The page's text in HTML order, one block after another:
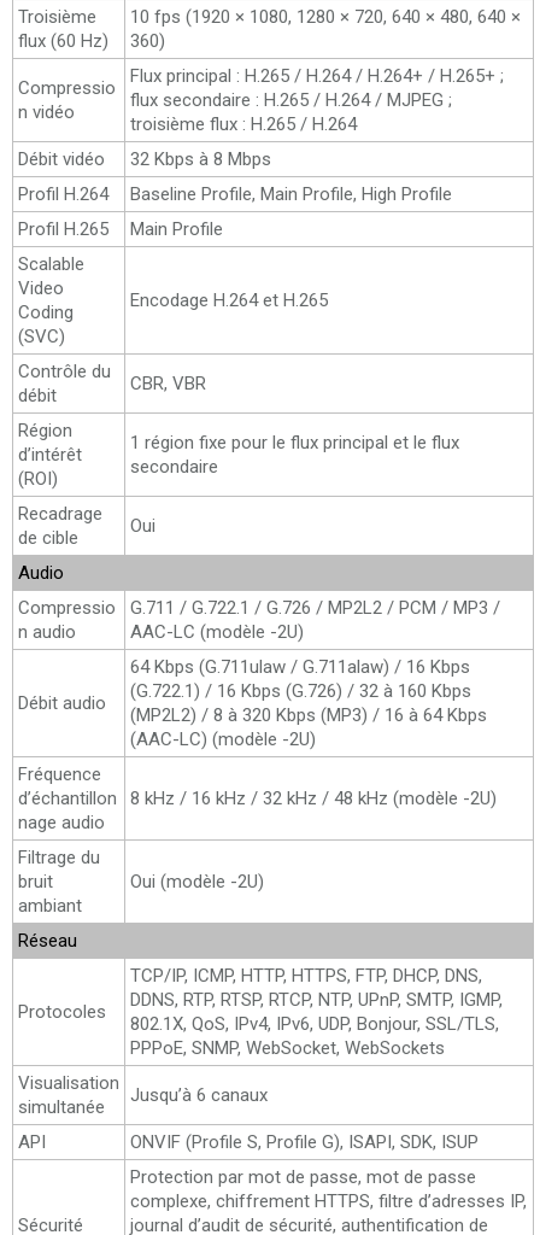
Troisième
flux (60 Hz)
10 fps (1920 × 1080, 1280 × 720, 640 × 480, 640 ×
360)
Compressio
n vidéo
Flux principal : H.265 / H.264 / H.264+ / H.265+ ;
flux secondaire : H.265 / H.264 / MJPEG ;
troisième flux : H.265 / H.264
Débit vidéo
32 Kbps à 8 Mbps
Profil H.264
Baseline Profile, Main Profile, High Profile
Profil H.265
Main Profile
Scalable
Video
Coding
(SVC)
Encodage H.264 et H.265
Contrôle du
débit
CBR, VBR
Région
d’intérêt
(ROI)
1 région fixe pour le flux principal et le flux
secondaire
Recadrage
de cible
Oui
Audio
Compressio
n audio
G.711 / G.722.1 / G.726 / MP2L2 / PCM / MP3 /
AAC-LC (modèle -2U)
Débit audio
64 Kbps (G.711ulaw / G.711alaw) / 16 Kbps
(G.722.1) / 16 Kbps (G.726) / 32 à 160 Kbps
(MP2L2) / 8 à 320 Kbps (MP3) / 16 à 64 Kbps
(AAC-LC) (modèle -2U)
Fréquence
d’échantillon
nage audio
8 kHz / 16 kHz / 32 kHz / 48 kHz (modèle -2U)
Filtrage du
bruit
ambiant
Oui (modèle -2U)
Réseau
Protocoles
TCP/IP, ICMP, HTTP, HTTPS, FTP, DHCP, DNS,
DDNS, RTP, RTSP, RTCP, NTP, UPnP, SMTP, IGMP,
802.1X, QoS, IPv4, IPv6, UDP, Bonjour, SSL/TLS,
PPPoE, SNMP, WebSocket, WebSockets
Visualisation
simultanée
Jusqu’à 6 canaux
API ONVIF (Profile S, Profile G), ISAPI, SDK, ISUP
Sécurité
Protection par mot de passe, mot de passe
complexe, chiffrement HTTPS, filtre d’adresses IP,
journal d’audit de sécurité, authentification de